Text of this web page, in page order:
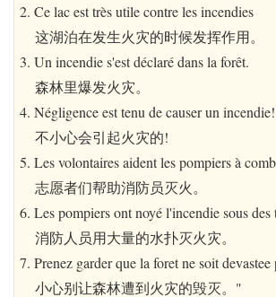
2. Ce lac est très utile contre les incendies
这湖泊在发生火灾的时候发挥作用。
3. Un incendie s'est déclaré dans la forêt.
森林里爆发火灾。
4. Négligence est tenu de causer un incendie!
不小心会引起火灾的!
5. Les volontaires aident les pompiers à
志愿者们帮助消防员灭火。
6. Les pompiers ont noyé l'incendie sous des
消防人员用大量的水扑灭火灾。
7. Prenez garder que la foret ne soit
小心别让森林遭到火灾的毁灭。"